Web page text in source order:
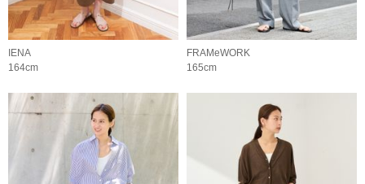
IENA
164cm
FRAMeWORK
165cm